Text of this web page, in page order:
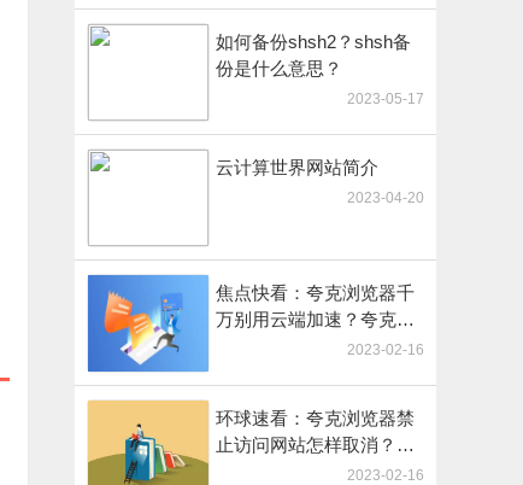
如何备份shsh2？shsh备
份是什么意思？
2023-05-17
云计算世界网站简介
2023-04-20
焦点快看：夸克浏览器千
万别用云端加速？夸克浏
览器云端加速有什么用
2023-02-16
环球速看：夸克浏览器禁
止访问网站怎样取消？夸
克解除网页禁止访问的有
2023-02-16